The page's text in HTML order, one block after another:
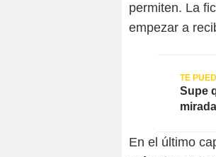
permiten. La
empezar a
Supe
En el último